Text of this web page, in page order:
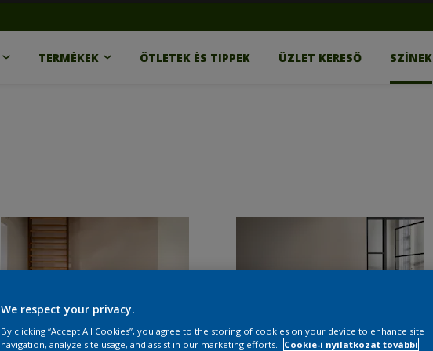
TERMÉKEK ÖTLETEK ÉS TIPPEK ÜZLET KERESŐ SZÍNEK
We respect your privacy.
By clicking “Accept All Cookies”, you agree to the storing of cookies on your device to enhance site
navigation, analyze site usage, and assist in our marketing efforts.
Cookie-i nyilatkozat további